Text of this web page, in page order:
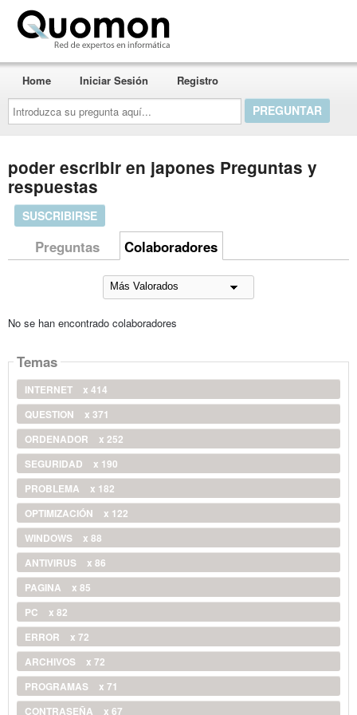
Introduzca
su
pregunta
aquí...
Home Iniciar Sesión Registro
poder escribir en japones Preguntas y
respuestas
SUSCRIBIRSE
Preguntas Colaboradores
No se han encontrado colaboradores
Temas
INTERNET
x 414
QUESTION
x 371
ORDENADOR
x 252
SEGURIDAD
x 190
PROBLEMA
x 182
OPTIMIZACIÓN
x 122
WINDOWS
x 88
ANTIVIRUS
x 86
PAGINA
x 85
PC
x 82
ERROR
x 72
ARCHIVOS
x 72
PROGRAMAS
x 71
CONTRASEÑA
x 67